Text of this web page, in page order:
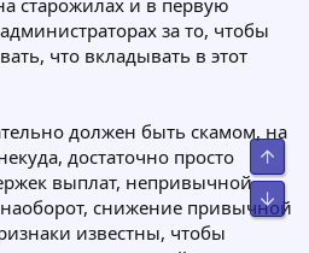
старожилах и в первую
за то, чтобы
что вкладывать в этот
должен быть скамом, на
достаточно просто
выплат, непривычной
снижение привычной
известны, чтобы